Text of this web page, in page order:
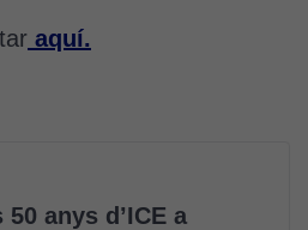
aquí.
anys d’ICE a